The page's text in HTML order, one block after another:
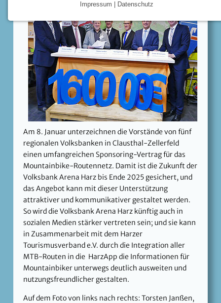
Am 8. Januar unterzeichnen die Vorstände von fünf
regionalen Volksbanken in Clausthal-Zellerfeld
einen umfangreichen Sponsoring-Vertrag für das
Mountainbike-Routennetz. Damit ist die Zukunft der
Volksbank Arena Harz bis Ende 2025 gesichert, und
das Angebot kann mit dieser Unterstützung
attraktiver und kommunikativer gestaltet werden.
So wird die Volksbank Arena Harz künftig auch in
sozialen Medien stärker vertreten sein; und sie kann
in Zusammenarbeit mit dem Harzer
Tourismusverband e.V. durch die Integration aller
MTB-Routen in die HarzApp die Informationen für
Mountainbiker unterwegs deutlich ausweiten und
nutzungsfreundlicher gestalten.
Auf dem Foto von links nach rechts: Torsten Janßen,
Impressum | Datenschutz